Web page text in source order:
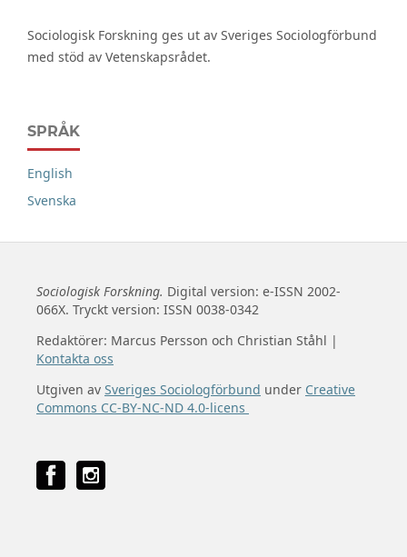
Sociologisk Forskning ges ut av Sveriges Sociologförbund
med stöd av Vetenskapsrådet.
SPRÅK
English
Svenska
Sociologisk Forskning. Digital version: e-ISSN 2002-
066X. Tryckt version: ISSN 0038-0342
Redaktörer: Marcus Persson och Christian Ståhl |
Kontakta oss
Utgiven av Sveriges Sociologförbund under Creative
Commons CC-BY-NC-ND 4.0-licens